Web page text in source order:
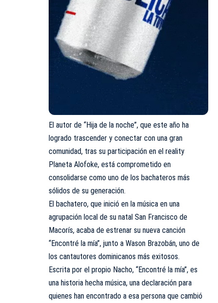
El autor de “Hija de la noche”, que este año ha
logrado trascender y conectar con una gran
comunidad, tras su participación en el reality
Planeta Alofoke, está comprometido en
consolidarse como uno de los bachateros más
sólidos de su generación.
El bachatero, que inició en la música en una
agrupación local de su natal San Francisco de
Macorís, acaba de estrenar su nueva canción
“Encontré la mía”, junto a Wason Brazobán, uno de
los cantautores dominicanos más exitosos.
Escrita por el propio Nacho, “Encontré la mía”, es
una historia hecha música, una declaración para
quienes han encontrado a esa persona que cambió